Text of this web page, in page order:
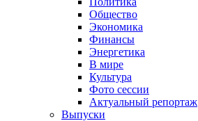
Общество
Экономика
Финансы
Энергетика
В мире
Культура
Фото сессии
Актуальный репортаж
Выпуски